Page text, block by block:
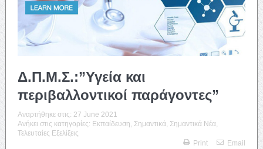
Δ.Π.Μ.Σ.:”Υγεία και
περιβαλλοντικοί παράγοντες”
Αναρτήθηκε στις: 27 June 2021
Ανήκει στις κατηγορίες: Εκπαίδευση Σημαντικά Σημαντικά Νέα
Τελευταίες Εξελίξεις
Print
Email